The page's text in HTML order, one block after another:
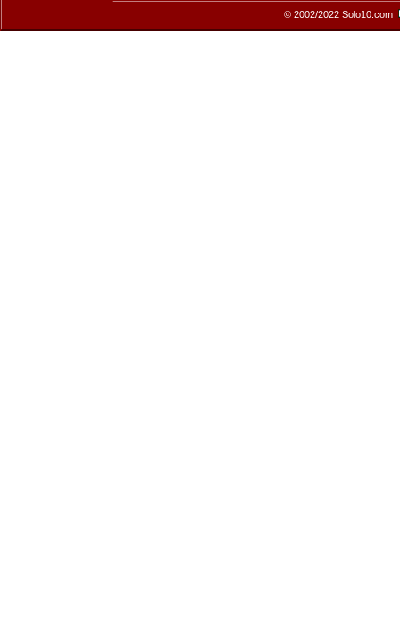
© 2002/2022 Solo10.com